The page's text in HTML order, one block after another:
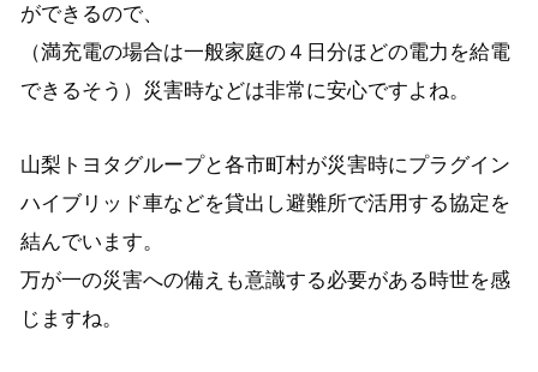
ができるので、
（満充電の場合は一般家庭の４日分ほどの電力を給電
できるそう）災害時などは非常に安心ですよね。
山梨トヨタグループと各市町村が災害時にプラグイン
ハイブリッド車などを貸出し避難所で活用する協定を
結んでいます。
万が一の災害への備えも意識する必要がある時世を感
じますね。